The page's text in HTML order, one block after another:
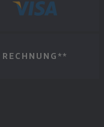
RECHNUNG**